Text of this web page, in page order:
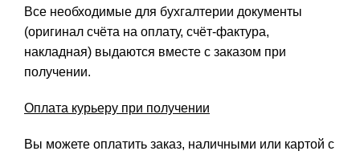
Все необходимые для бухгалтерии документы
(оригинал счёта на оплату, счёт-фактура,
накладная) выдаются вместе с заказом при
получении.
Оплата курьеру при получении
Вы можете оплатить заказ, наличными или картой с